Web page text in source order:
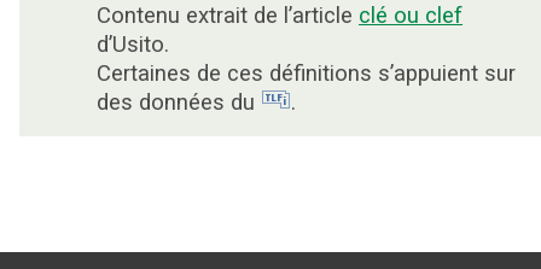
Contenu extrait de l’article clé ou clef
d’Usito.
Certaines de ces définitions s’appuient sur
des données du
.